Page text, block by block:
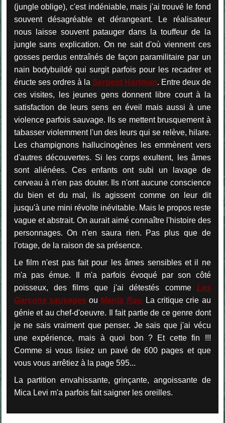
(jungle oblige), c'est indéniable, mais j'ai trouvé le fond
souvent désagréable et dérangeant. Le réalisateur
nous laisse souvent patauger dans la touffeur de la
jungle sans explication. On ne sait d'où viennent ces
gosses perdus entraînés de façon paramilitaire par un
nain bodybuildé qui surgit parfois pour les recadrer et
éructe ses ordres à la Sergent Hartman. Entre deux de
ces visites, les jeunes gens donnent libre court à la
satisfaction de leurs sens en éveil mais aussi à une
violence parfois sauvage. Ils se mettent brusquement à
tabasser violemment l'un des leurs qui se relève, hilare.
Les champignons hallucinogènes les emmènent vers
d'autres découvertes. Si les corps exultent, les âmes
sont aliénées. Ces enfants ont subi un lavage de
cerveau à n'en pas douter. Ils n'ont aucune conscience
du bien et du mal, ils agissent comme on leur dit
jusqu'à une mini révolte inévitable. Mais le propos reste
vague et abstrait. On aurait aimé connaître l'histoire des
personnages. On n'en saura rien. Pas plus que de
l'otage, de la raison de sa présence.
Le film n'est pas fait pour les âmes sensibles et il ne
m'a pas émue. Il m'a parfois évoqué par son côté
poisseux, des films que j'ai détestés comme Les
Garçons sauvages ouManta Ray. La critique crie au
génie et au chef-d'oeuvre. Il fait partie de ce genre dont
je ne sais vraiment que penser. Je sais que j'ai vécu
une expérience, mais à quoi bon ? Et cette fin !!!
Comme si vous lisiez un pavé de 600 pages et que
vous vous arrêtiez à la page 595...
La partition envahissante, grinçante, angoissante de
Mica Levi m'a parfois fait saigner les oreilles.